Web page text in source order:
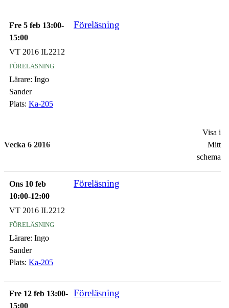
Fre 5 feb 13:00-
15:00
Föreläsning
VT 2016 IL2212
föreläsning
Lärare: Ingo
Sander
Plats: Ka-205
Vecka 6 2016
Visa i
Mitt
schema
Ons 10 feb
10:00-12:00
Föreläsning
VT 2016 IL2212
föreläsning
Lärare: Ingo
Sander
Plats: Ka-205
Fre 12 feb 13:00-
15:00
Föreläsning